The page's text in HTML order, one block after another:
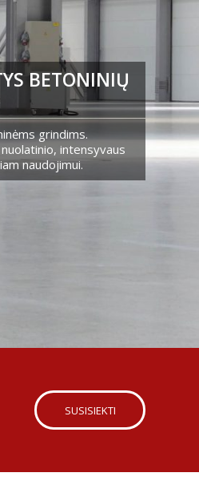
BETONINIŲ
grindims.
intensyvaus
naudojimui.
SUSISIEKTI